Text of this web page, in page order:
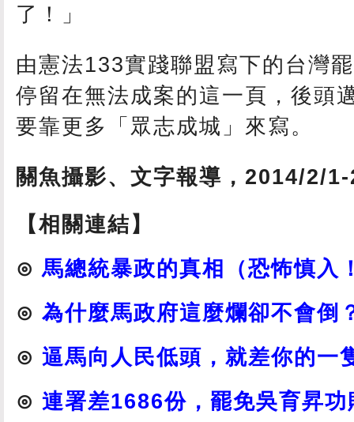
了！」
由憲法133實踐聯盟寫下的台灣
停留在無法成案的這一頁，後頭
要靠更多「眾志成城」來寫。
關魚攝影、文字報導，2014/2/
【相關連結】
⊙ 馬總統暴政的真相（恐怖慎入
⊙ 為什麼馬政府這麼爛卻不會倒
⊙ 逼馬向人民低頭，就差你的一
⊙ 連署差1686份，罷免吳育昇功